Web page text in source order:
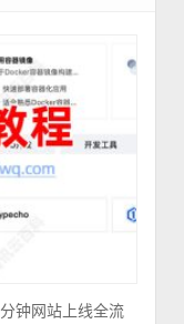
钟网站上线全流